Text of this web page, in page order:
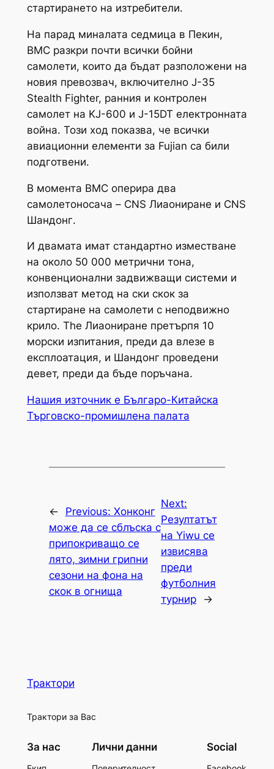
стартирането на изтребители.
На парад миналата седмица в Пекин,
ВМС разкри почти всички бойни
самолети, които да бъдат разположени на
новия превозвач, включително J-35
Stealth Fighter, ранния и контролен
самолет на KJ-600 и J-15DT електронната
война. Този ход показва, че всички
авиационни елементи за Fujian са били
подготвени.
В момента ВМС оперира два
самолетоносача – CNS Лиаониране и CNS
Шандонг.
И двамата имат стандартно изместване
на около 50 000 метрични тона,
конвенционални задвижващи системи и
използват метод на ски скок за
стартиране на самолети с неподвижно
крило. The Лиаониране претърпя 10
морски изпитания, преди да влезе в
експлоатация, и Шандонг проведени
девет, преди да бъде поръчана.
Нашия източник е Българо-Китайска
Търговско-промишлена палaта
← Previous: Хонконг
може да се сблъска с
припокриващо се
лято, зимни грипни
сезони на фона на
скок в огнища
Next:
Резултатът
на Yiwu се
извисява
преди
футболния
турнир
→
Трактори
Трактори за Вас
За нас Лични данни Social